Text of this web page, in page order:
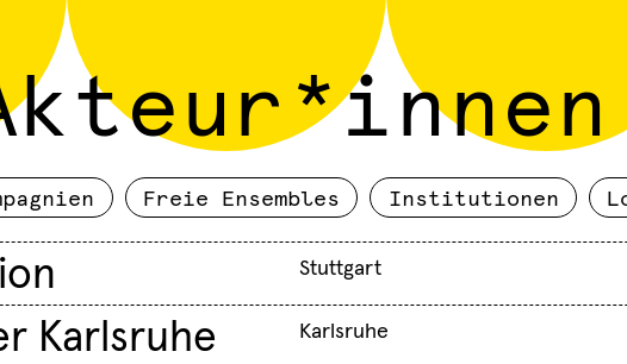
Freie Ensembles Institutionen
Stuttgart
Karlsruhe Karlsruhe